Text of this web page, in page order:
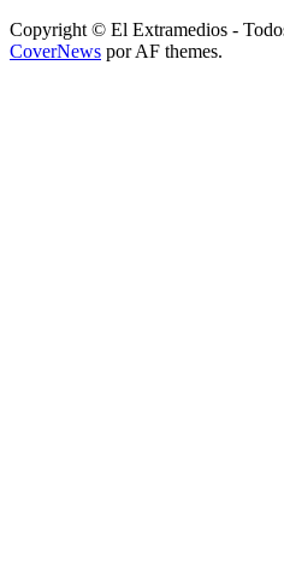
Copyright © El Extramedios -
CoverNews por AF themes.